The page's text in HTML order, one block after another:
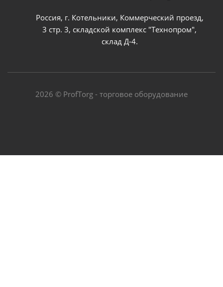
Россия, г. Котельники, Коммерческий проезд,
3 стр. 3, складской комплекс "Технопром",
склад Д-4.
2026 © ProfTorg - торговое оборудование